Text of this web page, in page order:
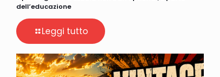
dell’educazione
Leggi tutto